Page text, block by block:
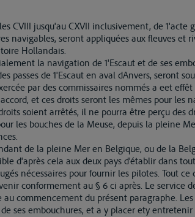
CVIII jusqu'au CXVII inclusivement, de
navigables, seront appliquées aux fleuves et
Hollandais.
la navigation de 1'Escaut et de ses
passes de 1'Escaut en aval dAnvers, seront
par des commissaires nommés a eet
et ces droits seront les mêmes pour les
soient arrêtés, il ne pourra être perçu des
les bouches de la Meuse, depuis la pleine
de la pleine Mer en Belgique, ou de la
d'après cela aux deux pays d'établir dans
nécessaires pour fournir les pilotes. Tout
conformement au § 6 ci après. Le service
commencement du présent paragraphe.
ses embouchures, et a y placer ety